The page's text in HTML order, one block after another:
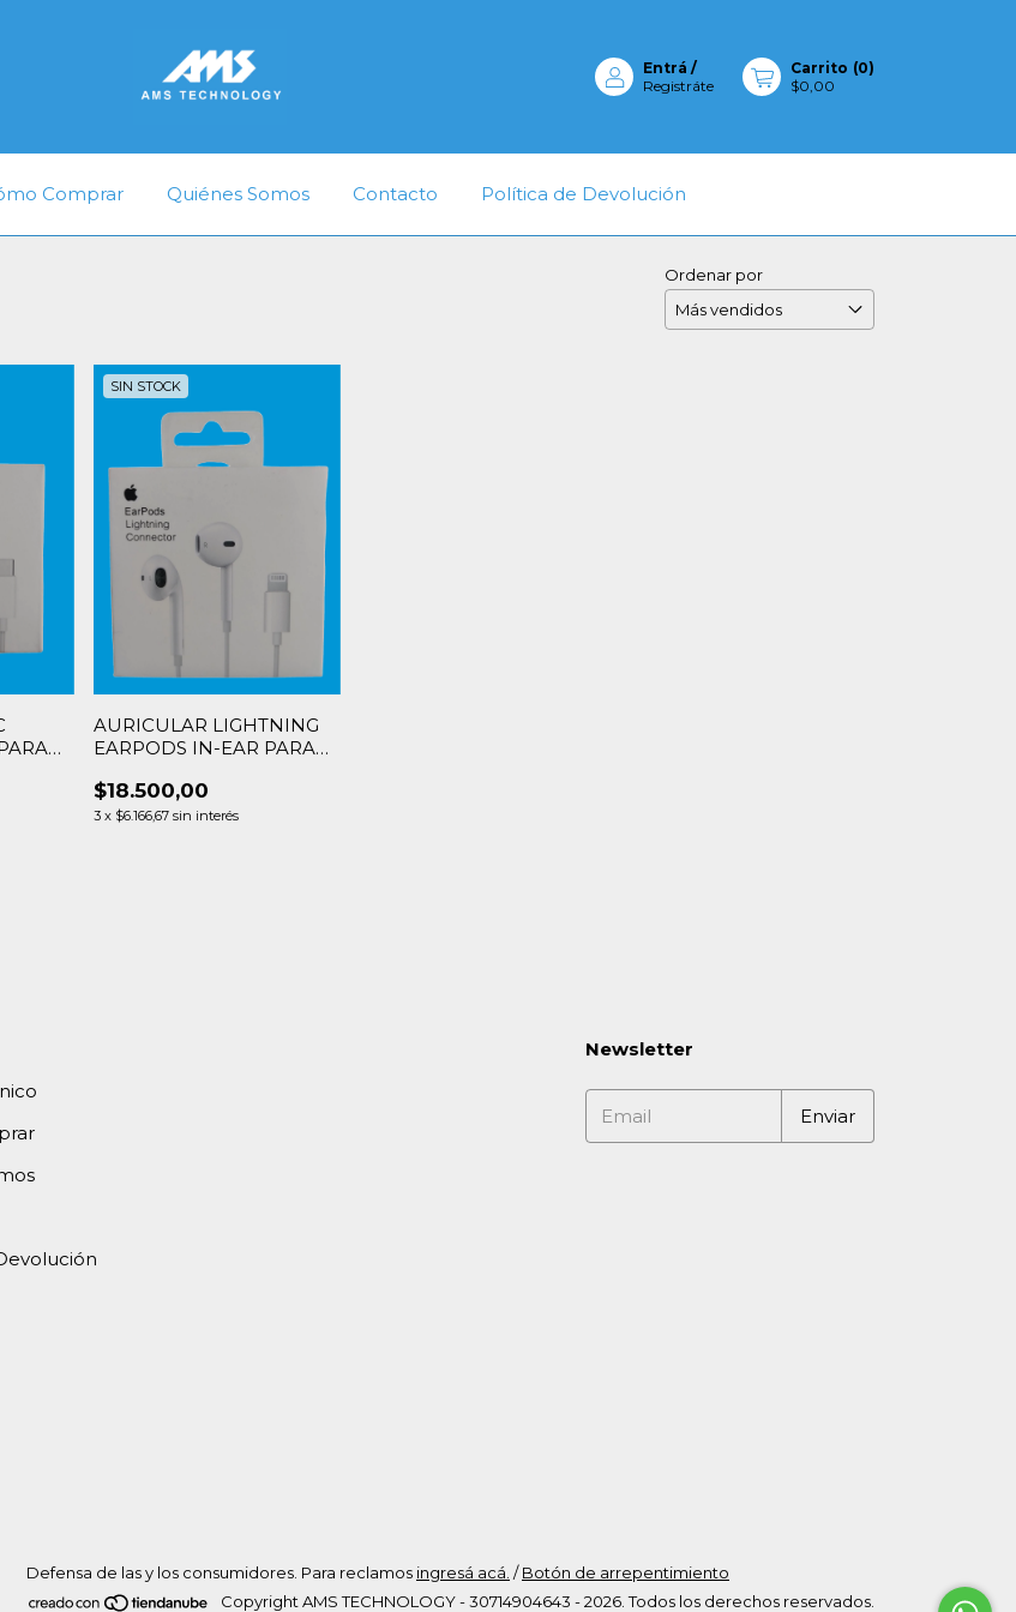
Entrá /
Registráte
Carrito (0)
$0,00
Comprar Quiénes Somos Contacto Política de Devolución
Ordenar por
SIN STOCK
AURICULAR LIGHTNING
EARPODS IN-EAR PARA
$18.500,00
3 x $6.166,67 sin interés
Newsletter
Defensa de las y los consumidores. Para reclamos ingresá acá. / Botón de arrepentimiento
Copyright AMS TECHNOLOGY - 30714904643 - 2026. Todos los derechos reservados.